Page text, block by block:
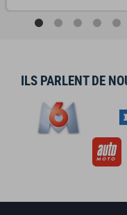
ILS PARLENT DE